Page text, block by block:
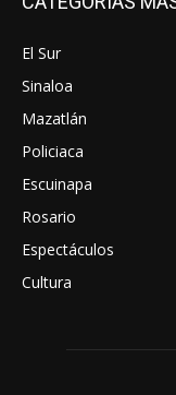
El Sur
Sinaloa
Mazatlán
Policiaca
Escuinapa
Rosario
Espectáculos
Cultura